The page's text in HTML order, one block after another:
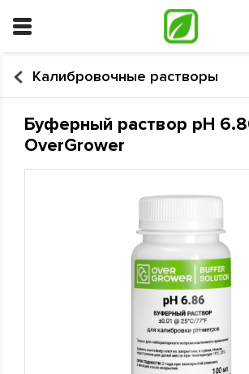
Калибровочные растворы
Буферный раствор pH
OverGrower